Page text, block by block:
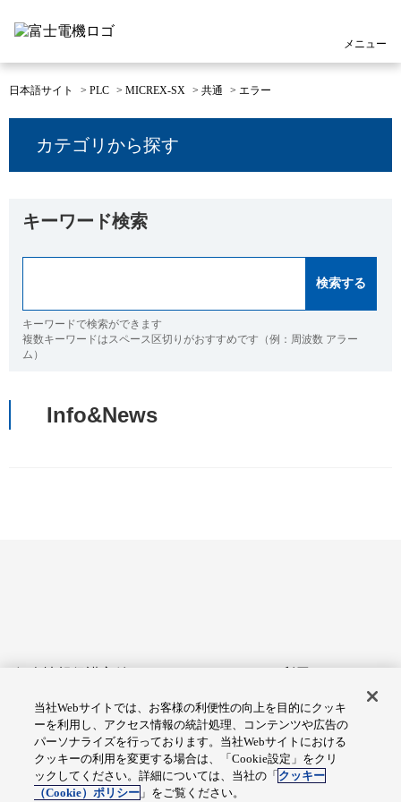
メニュー
日本語サイト > PLC > MICREX-SX > 共通 > エラー
カテゴリから探す
キーワード検索
キーワードで検索ができます
複数キーワードはスペース区切りがおすすめです（例：周波数 アラー
ム）
Info&News
アクセシビリティへの対応
Cookie設定
総合サイトマップ
当社Webサイトでは、お客様の利便性の向上を目的にクッキ
ーを利用し、アクセス情報の統計処理、コンテンツや広告の
パーソナライズを行っております。当社Webサイトにおける
クッキーの利用を変更する場合は、「Cookie設定」をクリ
ックしてください。詳細については、当社の「 クッキー
（Cookie）ポリシー 」をご覧ください。